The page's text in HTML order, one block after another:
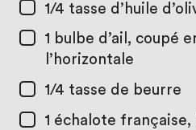
1/4 tasse d’huile
1 bulbe d’ail, coupé
l’horizontale
1/4 tasse de beurre
1 échalote française,